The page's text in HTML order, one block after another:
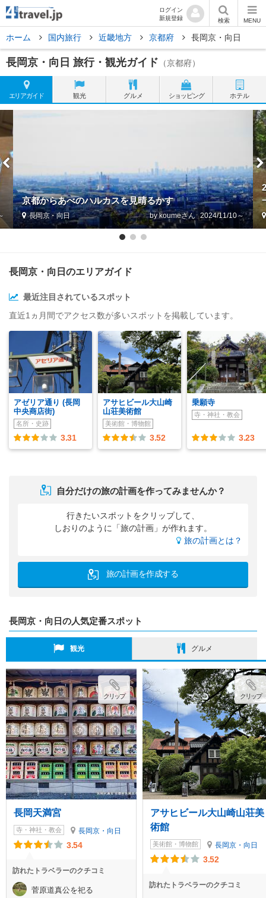
ログイン
新規登録
検索 MENU
ホーム 国内旅行 近畿地方 京都府 長岡京・向日
長岡京・向日 旅行・観光ガイド （京都府）
エリアガイド 観光 グルメ ショッピング ホテル
京都からあべのハルカスを見晴るかす
長岡京・向日 by koume 2024/11/10～
長岡京・向日のエリアガイド
最近注目されているスポット
直近1ヵ月間でアクセス数が多いスポットを掲載しています。
アゼリア通り (長岡
中央商店街)
名所・史跡
3.31
アサヒビール大山崎
山荘美術館
美術館・博物館
3.52
乗願寺
寺・神社・教会
3.23
自分だけの旅の計画を作ってみませんか？
行きたいスポットをクリップして、
しおりのように「旅の計画」が作れます。
旅の計画とは？
旅の計画を作成する
長岡京・向日の人気定番スポット
観光 グルメ
クリップ
長岡天満宮
寺・神社・教会 長岡京・向日
3.54
訪れたトラベラーのクチコミ
菅原道真公を祀る
クリップ
アサヒビール大山崎山荘美
術館
美術館・博物館 長岡京・向日
3.52
訪れたトラベラーのクチコミ